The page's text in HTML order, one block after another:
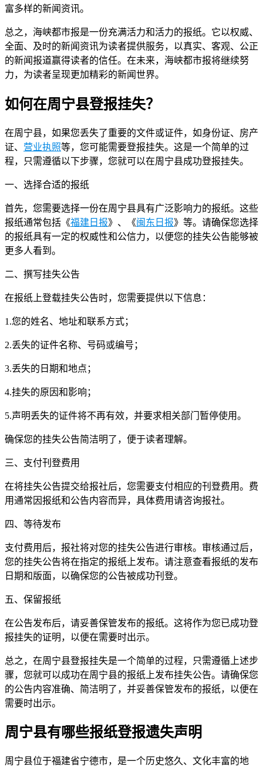
富多样的新闻资讯。
总之，海峡都市报是一份充满活力和活力的报纸。它以权威、
全面、及时的新闻资讯为读者提供服务，以真实、客观、公正
的新闻报道赢得读者的信任。在未来，海峡都市报将继续努
力，为读者呈现更加精彩的新闻世界。
如何在周宁县登报挂失？
在周宁县，如果您丢失了重要的文件或证件，如身份证、房产
证、 营业执照等，您可能需要登报挂失。这是一个简单的过
程，只需遵循以下步骤，您就可以在周宁县成功登报挂失。
一、选择合适的报纸
首先，您需要选择一份在周宁县具有广泛影响力的报纸。这些
报纸通常包括《福建日报》、《闽东日报》等。请确保您选择
的报纸具有一定的权威性和公信力，以便您的挂失公告能够被
更多人看到。
二、撰写挂失公告
在报纸上登载挂失公告时，您需要提供以下信息：
1.您的姓名、地址和联系方式；
2.丢失的证件名称、号码或编号；
3.丢失的日期和地点；
4.挂失的原因和影响；
5.声明丢失的证件将不再有效，并要求相关部门暂停使用。
确保您的挂失公告简洁明了，便于读者理解。
三、支付刊登费用
在将挂失公告提交给报社后，您需要支付相应的刊登费用。费
用通常因报纸和公告内容而异，具体费用请咨询报社。
四、等待发布
支付费用后，报社将对您的挂失公告进行审核。审核通过后，
您的挂失公告将在指定的报纸上发布。请注意查看报纸的发布
日期和版面，以确保您的公告被成功刊登。
五、保留报纸
在公告发布后，请妥善保管发布的报纸。这将作为您已成功登
报挂失的证明，以便在需要时出示。
总之，在周宁县登报挂失是一个简单的过程，只需遵循上述步
骤，您就可以成功在周宁县的报纸上发布挂失公告。请确保您
的公告内容准确、简洁明了，并妥善保管发布的报纸，以便在
需要时出示。
周宁县有哪些报纸登报遗失声明
周宁县位于福建省宁德市，是一个历史悠久、文化丰富的地